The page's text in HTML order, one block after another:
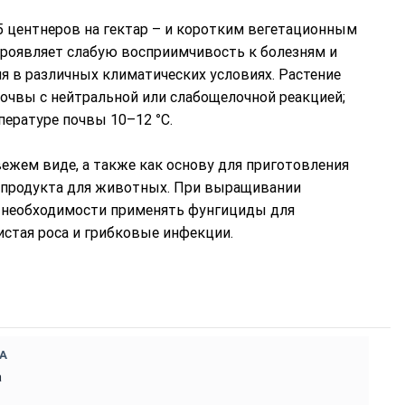
на гектар – и коротким вегетационным
слабую восприимчивость к болезням и
различных климатических условиях. Растение
с нейтральной или слабощелочной реакцией;
почвы 10–12 °C.
виде, а также как основу для приготовления
для животных. При выращивании
применять фунгициды для
роса и грибковые инфекции.